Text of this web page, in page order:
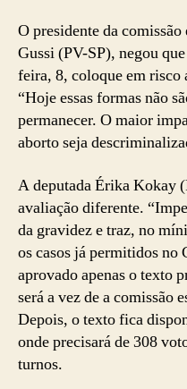
O presidente da
Gussi (PV-SP), negou
feira, 8, coloque em risco
“Hoje essas formas não
permanecer. O maior
aborto seja
A deputada Érika Kokay
avaliação diferente.
da gravidez e traz, no
os casos já permitidos
aprovado apenas o texto
será a vez de a comissão
Depois, o texto fica
onde precisará de 308
turnos.